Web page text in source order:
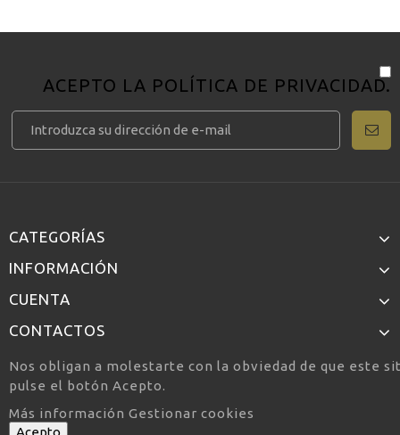
PARKER 94
ACEPTO LA POLÍTICA DE PRIVACIDAD.
CATEGORÍAS
INFORMACIÓN
CUENTA
CONTACTOS
Nos obligan a molestarte con la obviedad de que este
pulse el botón Acepto.
Más información Gestionar cookies
Acepto